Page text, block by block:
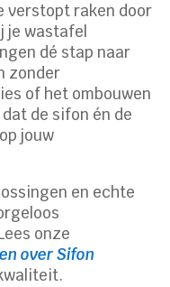
verstopt raken door
je wastafel
dé stap naar
zonder
of het ombouwen
de sifon én de
jouw
en echte
onze
over Sifon